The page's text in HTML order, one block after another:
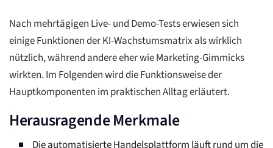
Nach mehrtägigen Live- und Demo-Tests erwiesen sich
einige Funktionen der KI-Wachstumsmatrix als wirklich
nützlich, während andere eher wie Marketing-Gimmicks
wirkten. Im Folgenden wird die Funktionsweise der
Hauptkomponenten im praktischen Alltag erläutert.
Herausragende Merkmale